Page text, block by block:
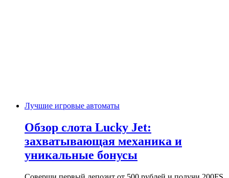
Лучшие игровые автоматы
Обзор слота Lucky Jet:
захватывающая механика и
уникальные бонусы